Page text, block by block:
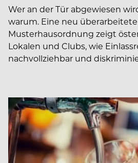
Wer an der Tür abgewiesen
warum. Eine neu überarbeitete
Musterhausordnung zeigt
Lokalen und Clubs, wie
nachvollziehbar und